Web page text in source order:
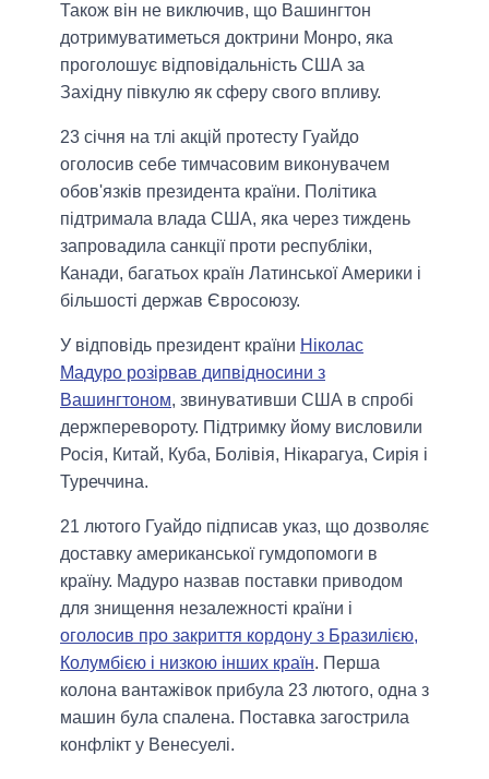
Також він не виключив, що Вашингтон
дотримуватиметься доктрини Монро, яка
проголошує відповідальність США за
Західну півкулю як сферу свого впливу.
23 січня на тлі акцій протесту Гуайдо
оголосив себе тимчасовим виконувачем
обов'язків президента країни. Політика
підтримала влада США, яка через тиждень
запровадила санкції проти республіки,
Канади, багатьох країн Латинської Америки і
більшості держав Євросоюзу.
У відповідь президент країни Ніколас
Мадуро розірвав дипвідносини з
Вашингтоном, звинувативши США в спробі
держперевороту. Підтримку йому висловили
Росія, Китай, Куба, Болівія, Нікарагуа, Сирія і
Туреччина.
21 лютого Гуайдо підписав указ, що дозволяє
доставку американської гумдопомоги в
країну. Мадуро назвав поставки приводом
для знищення незалежності країни і
оголосив про закриття кордону з Бразилією,
Колумбією і низкою інших країн. Перша
колона вантажівок прибула 23 лютого, одна з
машин була спалена. Поставка загострила
конфлікт у Венесуелі.